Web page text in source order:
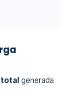
generada